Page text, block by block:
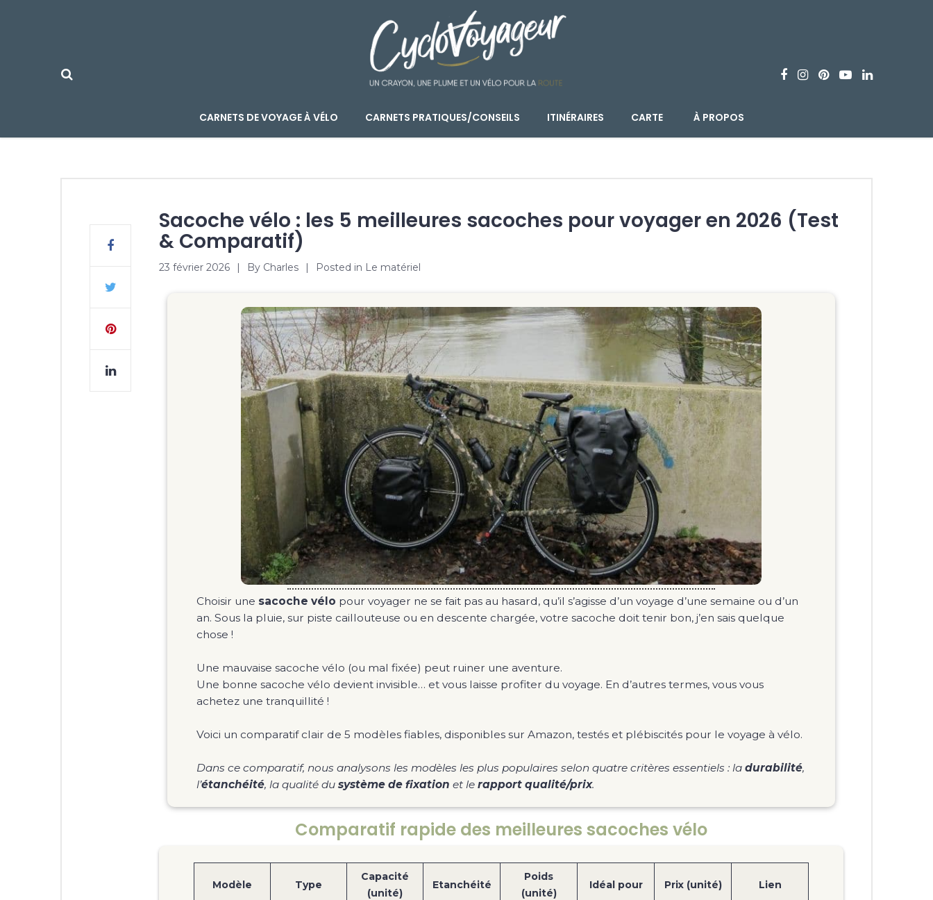
CARNETS DE VOYAGE À VÉLO CARNETS PRATIQUES/CONSEILS ITINÉRAIRES CARTE À PROPOS
Sacoche vélo : les 5 meilleures sacoches pour voyager en 2026 (Test
& Comparatif)
23 février 2026 By Charles Posted in Le matériel
Choisir une sacoche vélo pour voyager ne se fait pas au hasard, qu’il s’agisse d’un voyage d’une semaine ou d’un
an. Sous la pluie, sur piste caillouteuse ou en descente chargée, votre sacoche doit tenir bon, j’en sais quelque
chose !
Une mauvaise sacoche vélo (ou mal fixée) peut ruiner une aventure.
Une bonne sacoche vélo devient invisible… et vous laisse profiter du voyage. En d’autres termes, vous vous
achetez une tranquillité !
Voici un comparatif clair de 5 modèles fiables, disponibles sur Amazon, testés et plébiscités pour le voyage à vélo.
Dans ce comparatif, nous analysons les modèles les plus populaires selon quatre critères essentiels : la durabilité,
l’étanchéité, la qualité du système de fixation et le rapport qualité/prix.
Comparatif rapide des meilleures sacoches vélo
Modèle Type
Capacité
(unité)
Etanchéité
Poids
(unité)
Idéal pour Prix (unité) Lien